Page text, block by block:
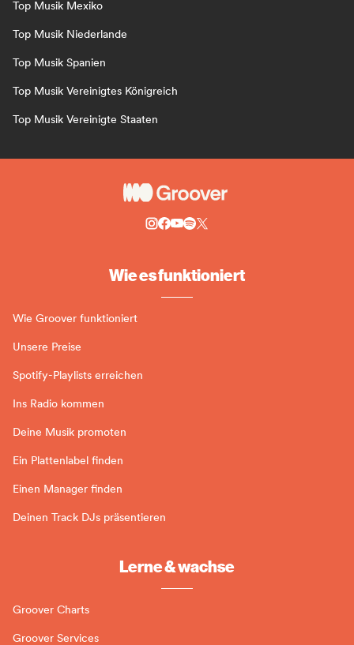
Top Musik Mexiko
Top Musik Niederlande
Top Musik Spanien
Top Musik Vereinigtes Königreich
Top Musik Vereinigte Staaten
Wie es funktioniert
Wie Groover funktioniert
Unsere Preise
Spotify-Playlists erreichen
Ins Radio kommen
Deine Musik promoten
Ein Plattenlabel finden
Einen Manager finden
Deinen Track DJs präsentieren
Lerne & wachse
Groover Charts
Groover Services